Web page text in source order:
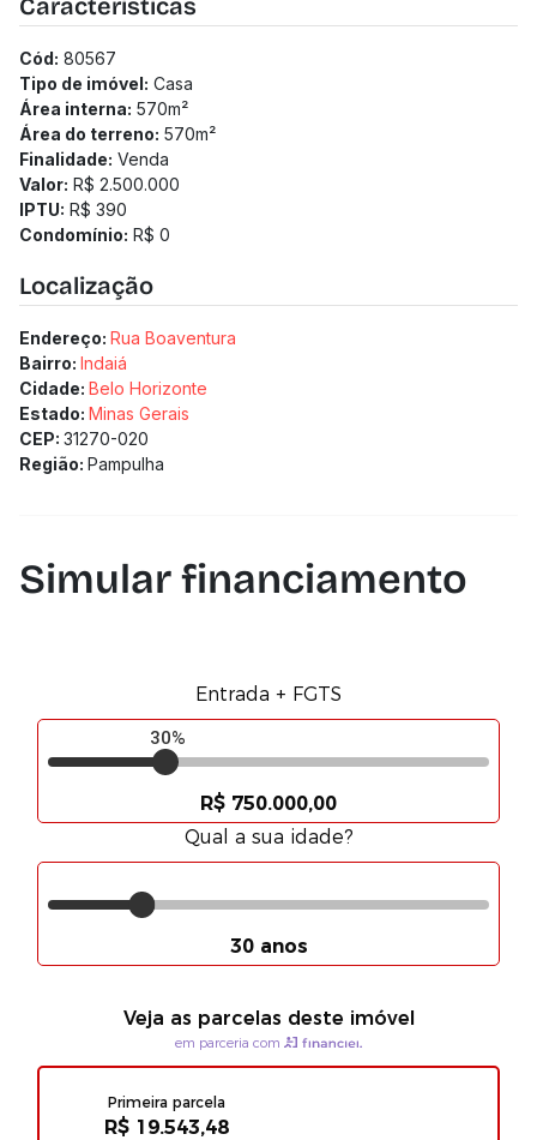
Características
Cód: 80567
Tipo de imóvel: Casa
Área interna: 570m²
Área do terreno: 570m²
Finalidade: Venda
Valor: R$ 2.500.000
IPTU: R$ 390
Condomínio: R$ 0
Localização
Endereço: Rua Boaventura
Bairro: Indaiá
Cidade: Belo Horizonte
Estado: Minas Gerais
CEP: 31270-020
Região: Pampulha
Simular financiamento